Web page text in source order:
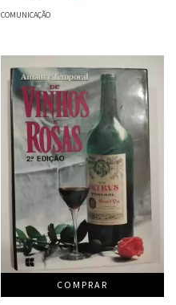
COMUNICAÇÃO
COMPRAR